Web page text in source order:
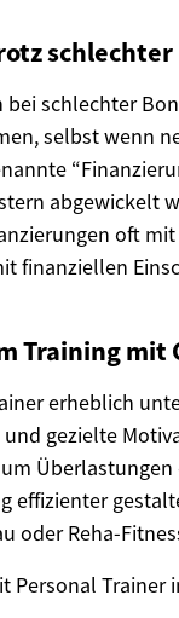
bei schlechter
selbst wenn
abgewickelt
oft
finanziellen
Training mit
erheblich
gezielte
Überlastungen
effizienter
oder Reha-
Personal Trainer